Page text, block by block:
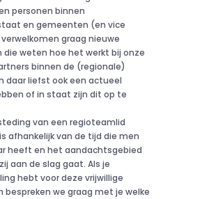
personen binnen
en gemeenten (en vice
graag nieuwe
die weten hoe het werkt bij onze
binnen de (regionale)
daar liefst ook een actueel
of in staat zijn dit op te
van een regioteamlid
afhankelijk van de tijd die men
heeft en het aandachtsgebied
aan de slag gaat. Als je
hebt voor deze vrijwillige
bespreken we graag met je welke